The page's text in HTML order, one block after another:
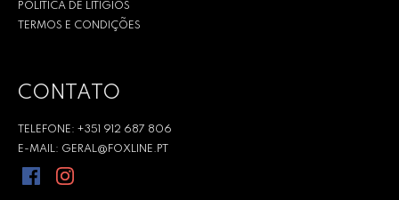
POLITICA DE LITÍGIOS
TERMOS E CONDIÇÕES
CONTATO
TELEFONE: +351 912 687 806
E-MAIL: GERAL@FOXLINE.PT